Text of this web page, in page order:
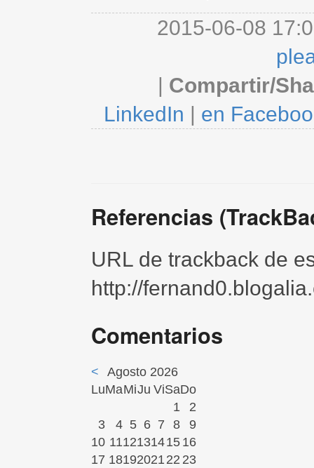
2015-06-08
| Compartir/
LinkedIn | en
Referencias
URL de trackback de
http://
Comentarios
<
Agosto 2026
LuMaMiJu ViSaDo
1
2
3
4 5 6 7 8
9
10 1112131415 16
17 18192021 22 23